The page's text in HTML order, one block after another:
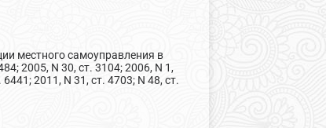
местного самоуправления в
2005, N 30, ст. 3104; 2006, N 1,
2011, N 31, ст. 4703; N 48, ст.